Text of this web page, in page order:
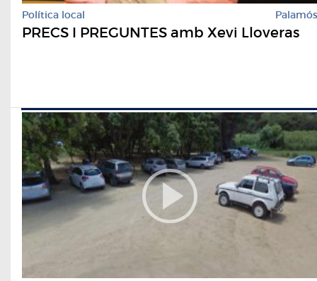
Política local Palamós
PRECS I PREGUNTES amb Xevi Lloveras